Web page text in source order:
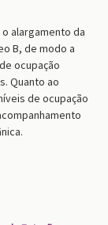
alargamento da
B, de modo a
ocupação
Quanto ao
de ocupação